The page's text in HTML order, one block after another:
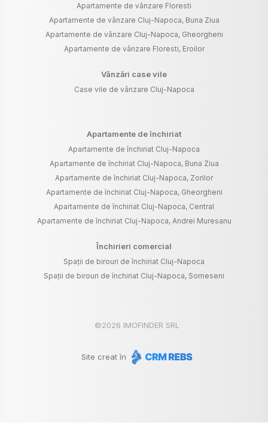
Apartamente de vânzare Floresti
Apartamente de vânzare Cluj-Napoca, Buna Ziua
Apartamente de vânzare Cluj-Napoca, Gheorgheni
Apartamente de vânzare Floresti, Eroilor
Vânzări case vile
Case vile de vânzare Cluj-Napoca
Apartamente de închiriat
Apartamente de închiriat Cluj-Napoca
Apartamente de închiriat Cluj-Napoca, Buna Ziua
Apartamente de închiriat Cluj-Napoca, Zorilor
Apartamente de închiriat Cluj-Napoca, Gheorgheni
Apartamente de închiriat Cluj-Napoca, Central
Apartamente de închiriat Cluj-Napoca, Andrei Muresanu
Închirieri comercial
Spații de birouri de închiriat Cluj-Napoca
Spații de birouri de închiriat Cluj-Napoca, Someseni
©2026 IMOFINDER SRL
Site creat în